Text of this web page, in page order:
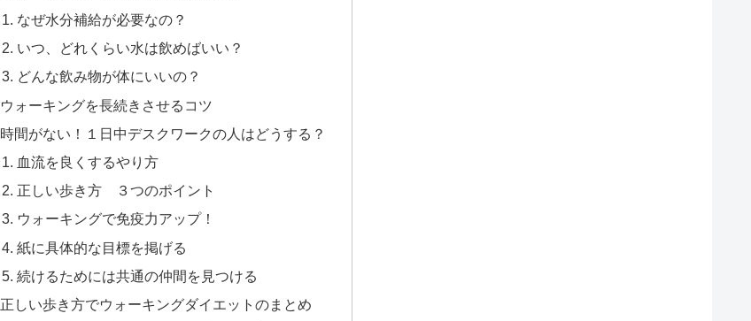
なぜ水分補給が必要なの？
いつ、どれくらい水は飲めばいい？
どんな飲み物が体にいいの？
ウォーキングを長続きさせるコツ
時間がない！１日中デスクワークの人はどうする？
血流を良くするやり方
正しい歩き方 ３つのポイント
ウォーキングで免疫力アップ！
紙に具体的な目標を掲げる
続けるためには共通の仲間を見つける
正しい歩き方でウォーキングダイエットのまとめ